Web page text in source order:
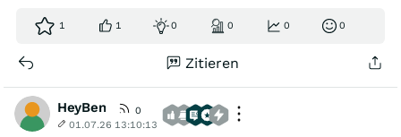
1 1 0 0 0 0
Zitieren
HeyBen
0
01.07.26 13:10:13